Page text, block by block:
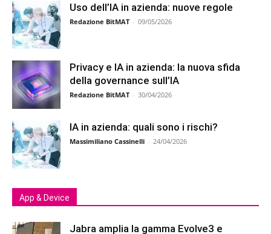
Uso dell’IA in azienda: nuove regole
Redazione BitMAT - 09/05/2026
Privacy e IA in azienda: la nuova sfida
della governance sull’IA
Redazione BitMAT - 30/04/2026
IA in azienda: quali sono i rischi?
Massimiliano Cassinelli - 24/04/2026
App & Device
Jabra amplia la gamma Evolve3 e